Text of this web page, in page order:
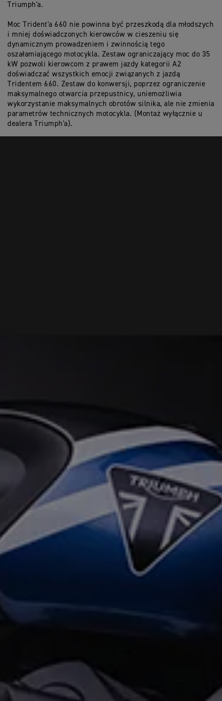
Triumph'a.
Moc Trident'a 660 nie powinna być przeszkodą dla młodszych
i mniej doświadczonych kierowców w cieszeniu się
dynamicznym prowadzeniem i zwinnością tego
oszałamiającego motocykla. Zestaw ograniczający moc do 35
kW pozwoli kierowcom z prawem jazdy kategorii A2
doświadczać wszystkich emocji związanych z jazdą
Tridentem 660. Zestaw do konwersji, poprzez ograniczenie
maksymalnego otwarcia przepustnicy, uniemożliwia
wykorzystanie maksymalnych obrotów silnika, ale nie zmienia
parametrów technicznych motocykla. (Montaż wyłącznie u
dealera Triumph'a).